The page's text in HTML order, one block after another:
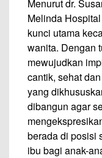
Menurut dr.
Melinda
kunci utama
wanita. Dengan
mewujudkan
cantik, sehat
yang
dibangun agar
berada di posisi
ibu bagi anak-